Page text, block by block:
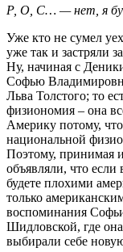
Р, О, С… — нет, я
Уже кто не сумел
уже так и застряли
Ну, начиная с
Софью
Льва Толстого; то
физиономия – она
Америку потому,
национальной
Поэтому, принимая
объявляли, что если
будете плохими
только
воспоминания
Шидловской, где
выбирали себе